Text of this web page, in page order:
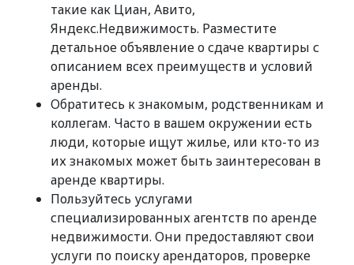
такие как Циан, Авито,
Яндекс.Недвижимость. Разместите
детальное объявление о сдаче квартиры с
описанием всех преимуществ и условий
аренды.
Обратитесь к знакомым, родственникам и
коллегам. Часто в вашем окружении есть
люди, которые ищут жилье, или кто-то из
их знакомых может быть заинтересован в
аренде квартиры.
Пользуйтесь услугами
специализированных агентств по аренде
недвижимости. Они предоставляют свои
услуги по поиску арендаторов, проверке